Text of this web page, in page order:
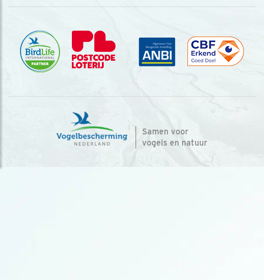
Samen voor
vogels en natuur